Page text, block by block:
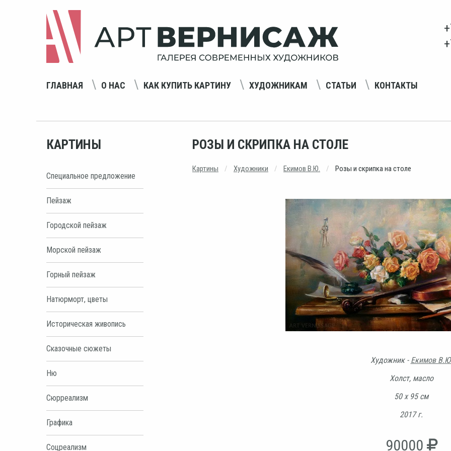
ГЛАВНАЯ О НАС КАК КУПИТЬ КАРТИНУ ХУДОЖНИКАМ СТАТЬИ КОНТАКТЫ
КАРТИНЫ
Специальное предложение
Пейзаж
Городской пейзаж
Морской пейзаж
Горный пейзаж
Натюрморт, цветы
Историческая живопись
Сказочные сюжеты
Ню
Сюрреализм
Графика
Соцреализм
РОЗЫ И СКРИПКА НА СТОЛЕ
Картины Художники Екимов В.Ю. Розы и скрипка на столе
Художник - Екимов
Холст, масло
50 х 95 см
2017 г.
90000